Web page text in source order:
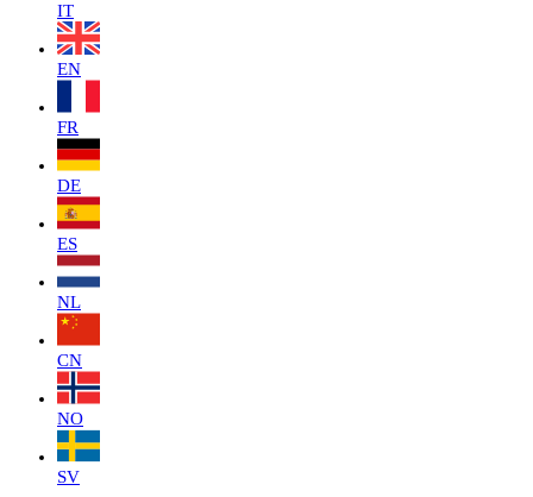
IT
EN
FR
DE
ES
NL
CN
NO
SV